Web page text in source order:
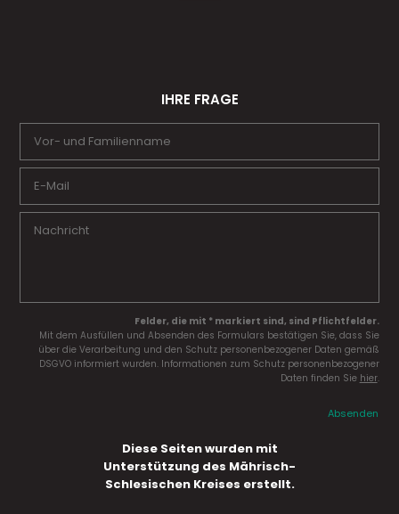
IHRE FRAGE
Felder, die mit * markiert sind, sind Pflichtfelder.
Mit dem Ausfüllen und Absenden des Formulars bestätigen Sie, dass Sie
über die Verarbeitung und den Schutz personenbezogener Daten gemäß
DSGVO informiert wurden. Informationen zum Schutz personenbezogener
Daten finden Sie hier.
Absenden
Diese Seiten wurden mit
Unterstützung des Mährisch-
Schlesischen Kreises erstellt.